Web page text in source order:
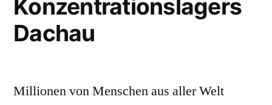
Konzentrationslagers
Dachau
Millionen von Menschen aus aller Welt